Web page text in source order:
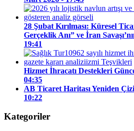
28 Şubat Kırılması: Küresel
Gerçeklik Anı” ve İran
19:41
Hizmet İhracatı Destekleri
04:35
AB Ticaret Haritası Yeniden
10:22
Kategoriler